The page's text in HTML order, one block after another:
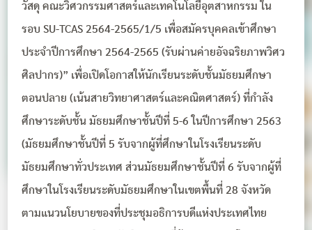
วัสดุ คณะวิศวกรรมศาสตร์และเทคโนโลยีอุตสาหกรรม ใน
รอบ SU-TCAS 2564-2565/1/5 เพื่อสมัครบุคคลเข้าศึกษา
ประจำปีการศึกษา 2564-2565 (รับผ่านค่ายอัจฉริยภาพวิศว
ศิลปากร)” เพื่อเปิดโอกาสให้นักเรียนระดับชั้นมัธยมศึกษา
ตอนปลาย (เน้นสายวิทยาศาสตร์และคณิตศาสตร์) ที่กำลัง
ศึกษาระดับชั้น มัธยมศึกษาชั้นปีที่ 5-6 ในปีการศึกษา 2563
(มัธยมศึกษาชั้นปีที่ 5 รับจากผู้ที่ศึกษาในโรงเรียนระดับ
มัธยมศึกษาทั่วประเทศ ส่วนมัธยมศึกษาชั้นปีที่ 6 รับจากผู้ที่
ศึกษาในโรงเรียนระดับมัธยมศึกษาในเขตพื้นที่ 28 จังหวัด
ตามแนวนโยบายของที่ประชุมอธิการบดีแห่งประเทศไทย